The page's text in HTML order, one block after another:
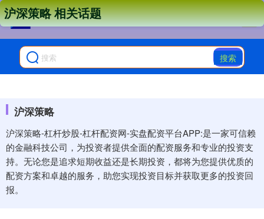
搜索
沪深策略
沪深策略-杠杆炒股-杠杆配资网-实盘配资平台APP:是一家可信赖
的金融科技公司，为投资者提供全面的配资服务和专业的投资支
持。无论您是追求短期收益还是长期投资，都将为您提供优质的
配资方案和卓越的服务，助您实现投资目标并获取更多的投资回
报。
沪深策略 相关话题